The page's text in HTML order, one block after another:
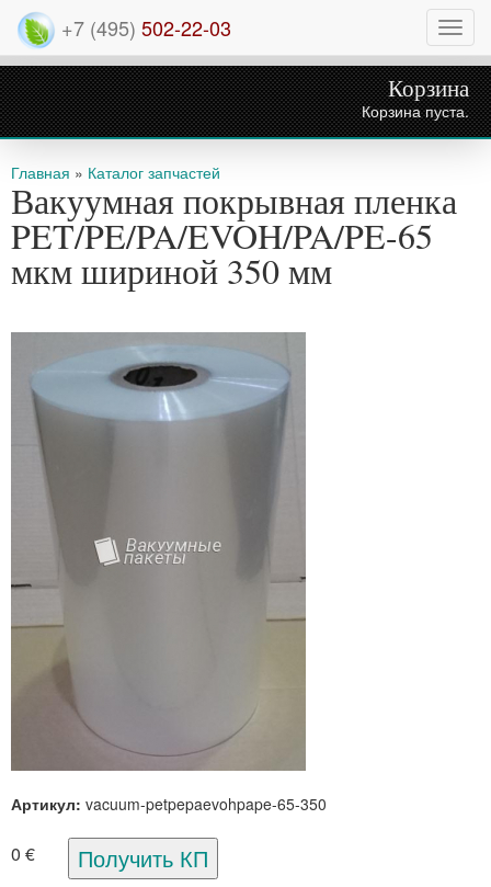
+7 (495) 502-22-03
Корзина
Корзина пуста.
Вы здесь
Главная » Каталог запчастей
Вакуумная покрывная пленка
PET/PE/PA/EVOH/PA/PE-65
мкм шириной 350 мм
Артикул: vacuum-petpepaevohpape-65-350
0 €